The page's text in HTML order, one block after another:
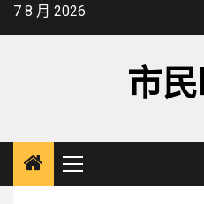
Skip7 8 月 2026
市
Primary
Menu